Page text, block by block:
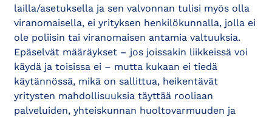
lailla/asetuksella ja sen valvonnan tulisi myös olla
viranomaisella, ei yrityksen henkilökunnalla, jolla ei
ole poliisin tai viranomaisen antamia valtuuksia.
Epäselvät määräykset – jos joissakin liikkeissä voi
käydä ja toisissa ei – mutta kukaan ei tiedä
käytännössä, mikä on sallittua, heikentävät
yritysten mahdollisuuksia täyttää rooliaan
palveluiden, yhteiskunnan huoltovarmuuden ja